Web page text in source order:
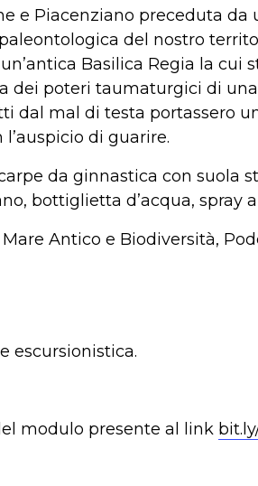
e Piacenziano preceduta da
del nostro
un’antica Basilica Regia la
dei poteri taumaturgici di
dal mal di testa portassero
di guarire.
da ginnastica con suola
bottiglietta d’acqua, spray
Antico e Biodiversità,
escursionistica.
modulo presente al link